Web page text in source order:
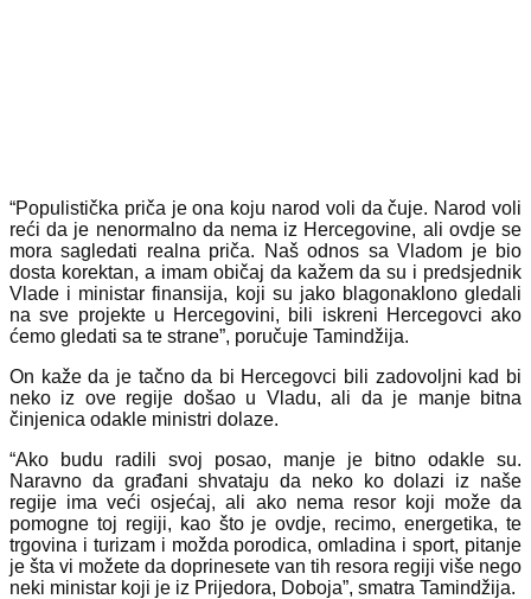
“Populistička priča je ona koju narod voli da čuje. Narod voli
reći da je nenormalno da nema iz Hercegovine, ali ovdje se
mora sagledati realna priča. Naš odnos sa Vladom je bio
dosta korektan, a imam običaj da kažem da su i predsjednik
Vlade i ministar finansija, koji su jako blagonaklono gledali
na sve projekte u Hercegovini, bili iskreni Hercegovci ako
ćemo gledati sa te strane”, poručuje Tamindžija.
On kaže da je tačno da bi Hercegovci bili zadovoljni kad bi
neko iz ove regije došao u Vladu, ali da je manje bitna
činjenica odakle ministri dolaze.
“Ako budu radili svoj posao, manje je bitno odakle su.
Naravno da građani shvataju da neko ko dolazi iz naše
regije ima veći osjećaj, ali ako nema resor koji može da
pomogne toj regiji, kao što je ovdje, recimo, energetika, te
trgovina i turizam i možda porodica, omladina i sport, pitanje
je šta vi možete da doprinesete van tih resora regiji više nego
neki ministar koji je iz Prijedora, Doboja”, smatra Tamindžija.